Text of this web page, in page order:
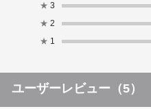
★ 3
★ 2
★ 1
ユーザーレビュー （5）